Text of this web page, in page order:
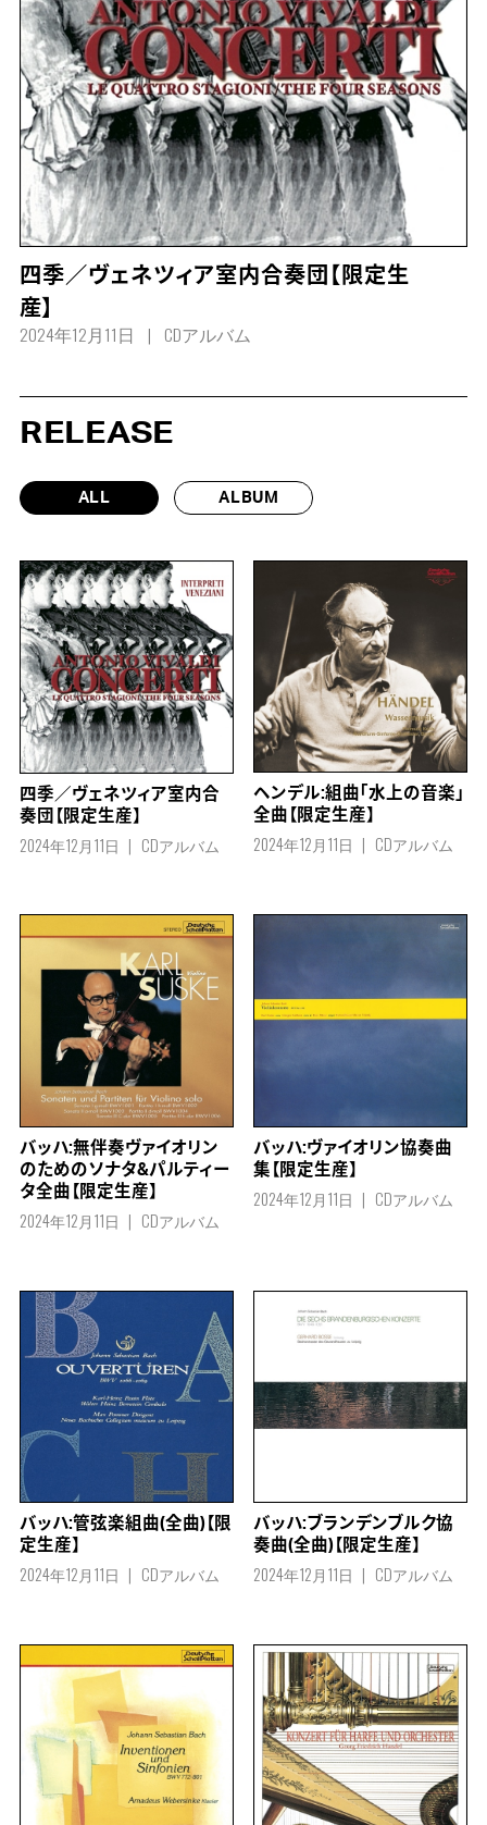
四季／ヴェネツィア室内合奏団【限定生
産】
2024年12月11日 CDアルバム
RELEASE
ALL ALBUM
四季／ヴェネツィア室内合
奏団【限定生産】
2024年12月11日 CDアルバム
ヘンデル:組曲「水上の音楽」
全曲【限定生産】
2024年12月11日 CDアルバム
バッハ:無伴奏ヴァイオリン
のためのソナタ&パルティー
タ全曲【限定生産】
2024年12月11日 CDアルバム
バッハ:ヴァイオリン協奏曲
集【限定生産】
2024年12月11日 CDアルバム
バッハ:管弦楽組曲(全曲)【限
定生産】
2024年12月11日 CDアルバム
バッハ:ブランデンブルク協
奏曲(全曲)【限定生産】
2024年12月11日 CDアルバム